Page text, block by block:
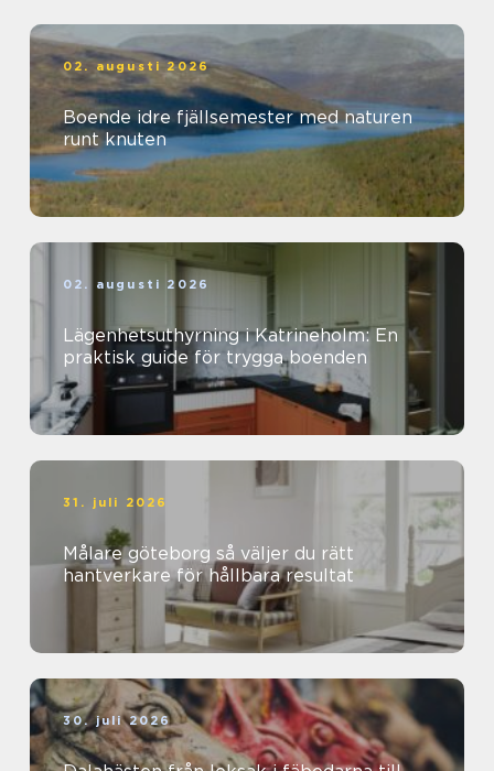
02. augusti 2026
Boende idre fjällsemester med naturen
runt knuten
02. augusti 2026
Lägenhetsuthyrning i Katrineholm: En
praktisk guide för trygga boenden
31. juli 2026
Målare göteborg så väljer du rätt
hantverkare för hållbara resultat
30. juli 2026